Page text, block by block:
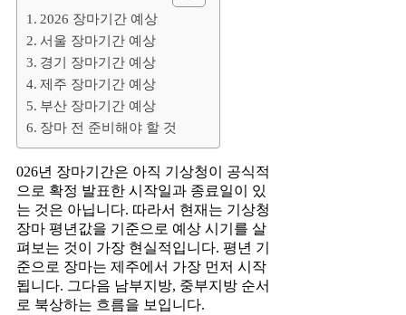
2026 장마기간 예상
서울 장마기간 예상
경기 장마기간 예상
제주 장마기간 예상
부산 장마기간 예상
장마 전 준비해야 할 것
026년 장마기간은 아직 기상청이 공식적
으로 확정 발표한 시작일과 종료일이 있
는 것은 아닙니다. 따라서 현재는 기상청
장마 평년값을 기준으로 예상 시기를 살
펴보는 것이 가장 현실적입니다. 평년 기
준으로 장마는 제주에서 가장 먼저 시작
됩니다. 그다음 남부지방, 중부지방 순서
로 북상하는 흐름을 보입니다.